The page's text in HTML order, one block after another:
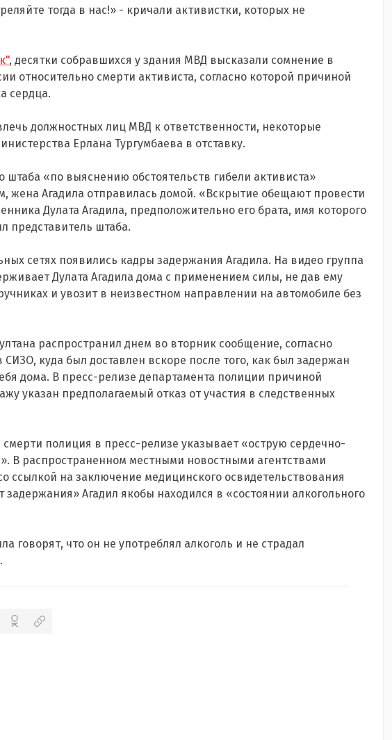
тогда в нас!» - кричали активистки, которых не
, десятки собравшихся у здания МВД высказали сомнение в
относительно смерти активиста, согласно которой причиной
сердца.
должностных лиц МВД к ответственности, некоторые
Ерлана Тургумбаева в отставку.
штаба «по выяснению обстоятельств гибели активиста»
жена Агадила отправилась домой. «Вскрытие обещают провести
Дулата Агадила, предположительно его брата, имя которого
представитель штаба.
сетях появились кадры задержания Агадила. На видео группа
Дулата Агадила дома с применением силы, не дав ему
и увозит в неизвестном направлении на автомобиле без
распространил днем во вторник сообщение, согласно
СИЗО, куда был доставлен вскоре после того, как был задержан
дома. В пресс-релизе департамента полиции причиной
указан предполагаемый отказ от участия в следственных
полиция в пресс-релизе указывает «острую сердечно-
В распространенном местными новостными агентствами
ссылкой на заключение медицинского освидетельствования
Агадил якобы находился в «состоянии алкогольного
говорят, что он не употреблял алкоголь и не страдал